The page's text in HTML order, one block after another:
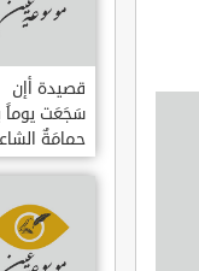
قصيدة أإن
سَجَعَت يوماً
حمامَةٌ
العوام بن